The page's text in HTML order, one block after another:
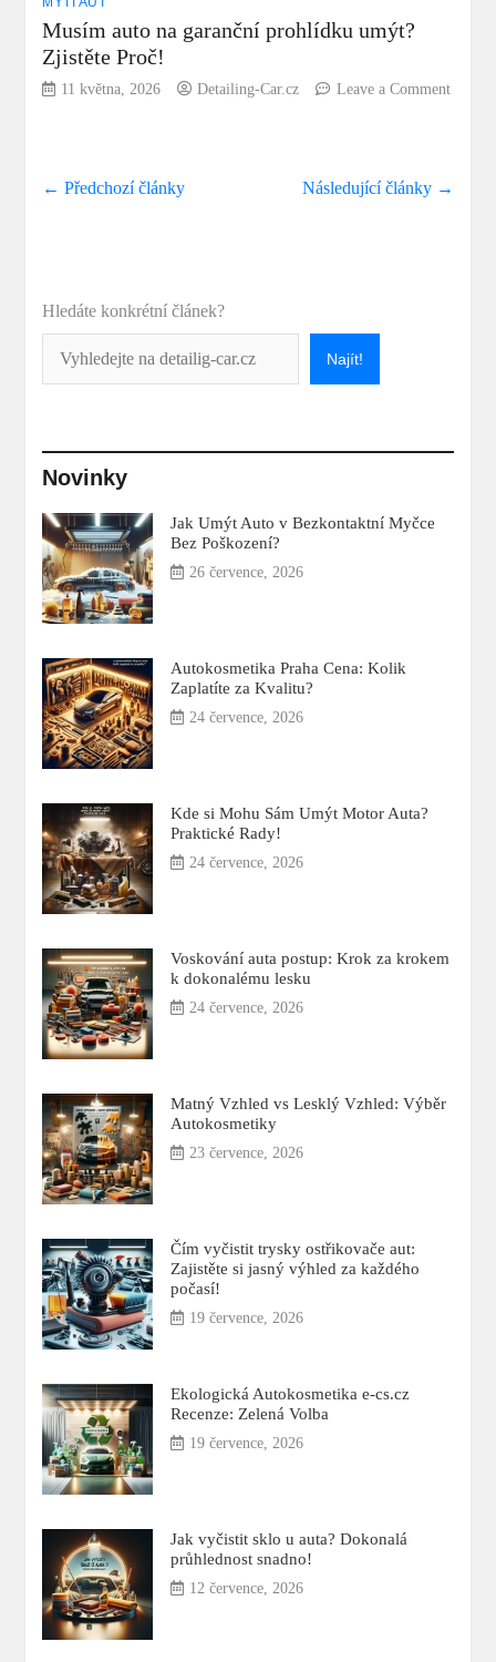
Musím auto na garanční prohlídku umýt?
Zjistěte Proč!
11 května, 2026 Detailing-Car.cz
Leave a Comment
garanční
← Předchozí články Následující články →
Hledáte konkrétní článek?
Najít!
Novinky
Jak Umýt Auto v Bezkontaktní Myčce
Bez Poškození?
26 července, 2026
Autokosmetika Praha Cena: Kolik
Zaplatíte za Kvalitu?
24 července, 2026
Kde si Mohu Sám Umýt Motor Auta?
Praktické Rady!
24 července, 2026
Voskování auta postup: Krok za krokem
k dokonalému lesku
24 července, 2026
Matný Vzhled vs Lesklý Vzhled: Výběr
Autokosmetiky
23 července, 2026
Čím vyčistit trysky ostřikovače aut:
Zajistěte si jasný výhled za každého
počasí!
19 července, 2026
Ekologická Autokosmetika e-cs.cz
Recenze: Zelená Volba
19 července, 2026
Jak vyčistit sklo u auta? Dokonalá
průhlednost snadno!
12 července, 2026